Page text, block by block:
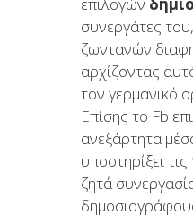
συνεργάτες
ζωντανών
αρχίζοντας
τον γερμανικό
Επίσης το Fb
ανεξάρτητα
υποστηρίξει τις
ζητά